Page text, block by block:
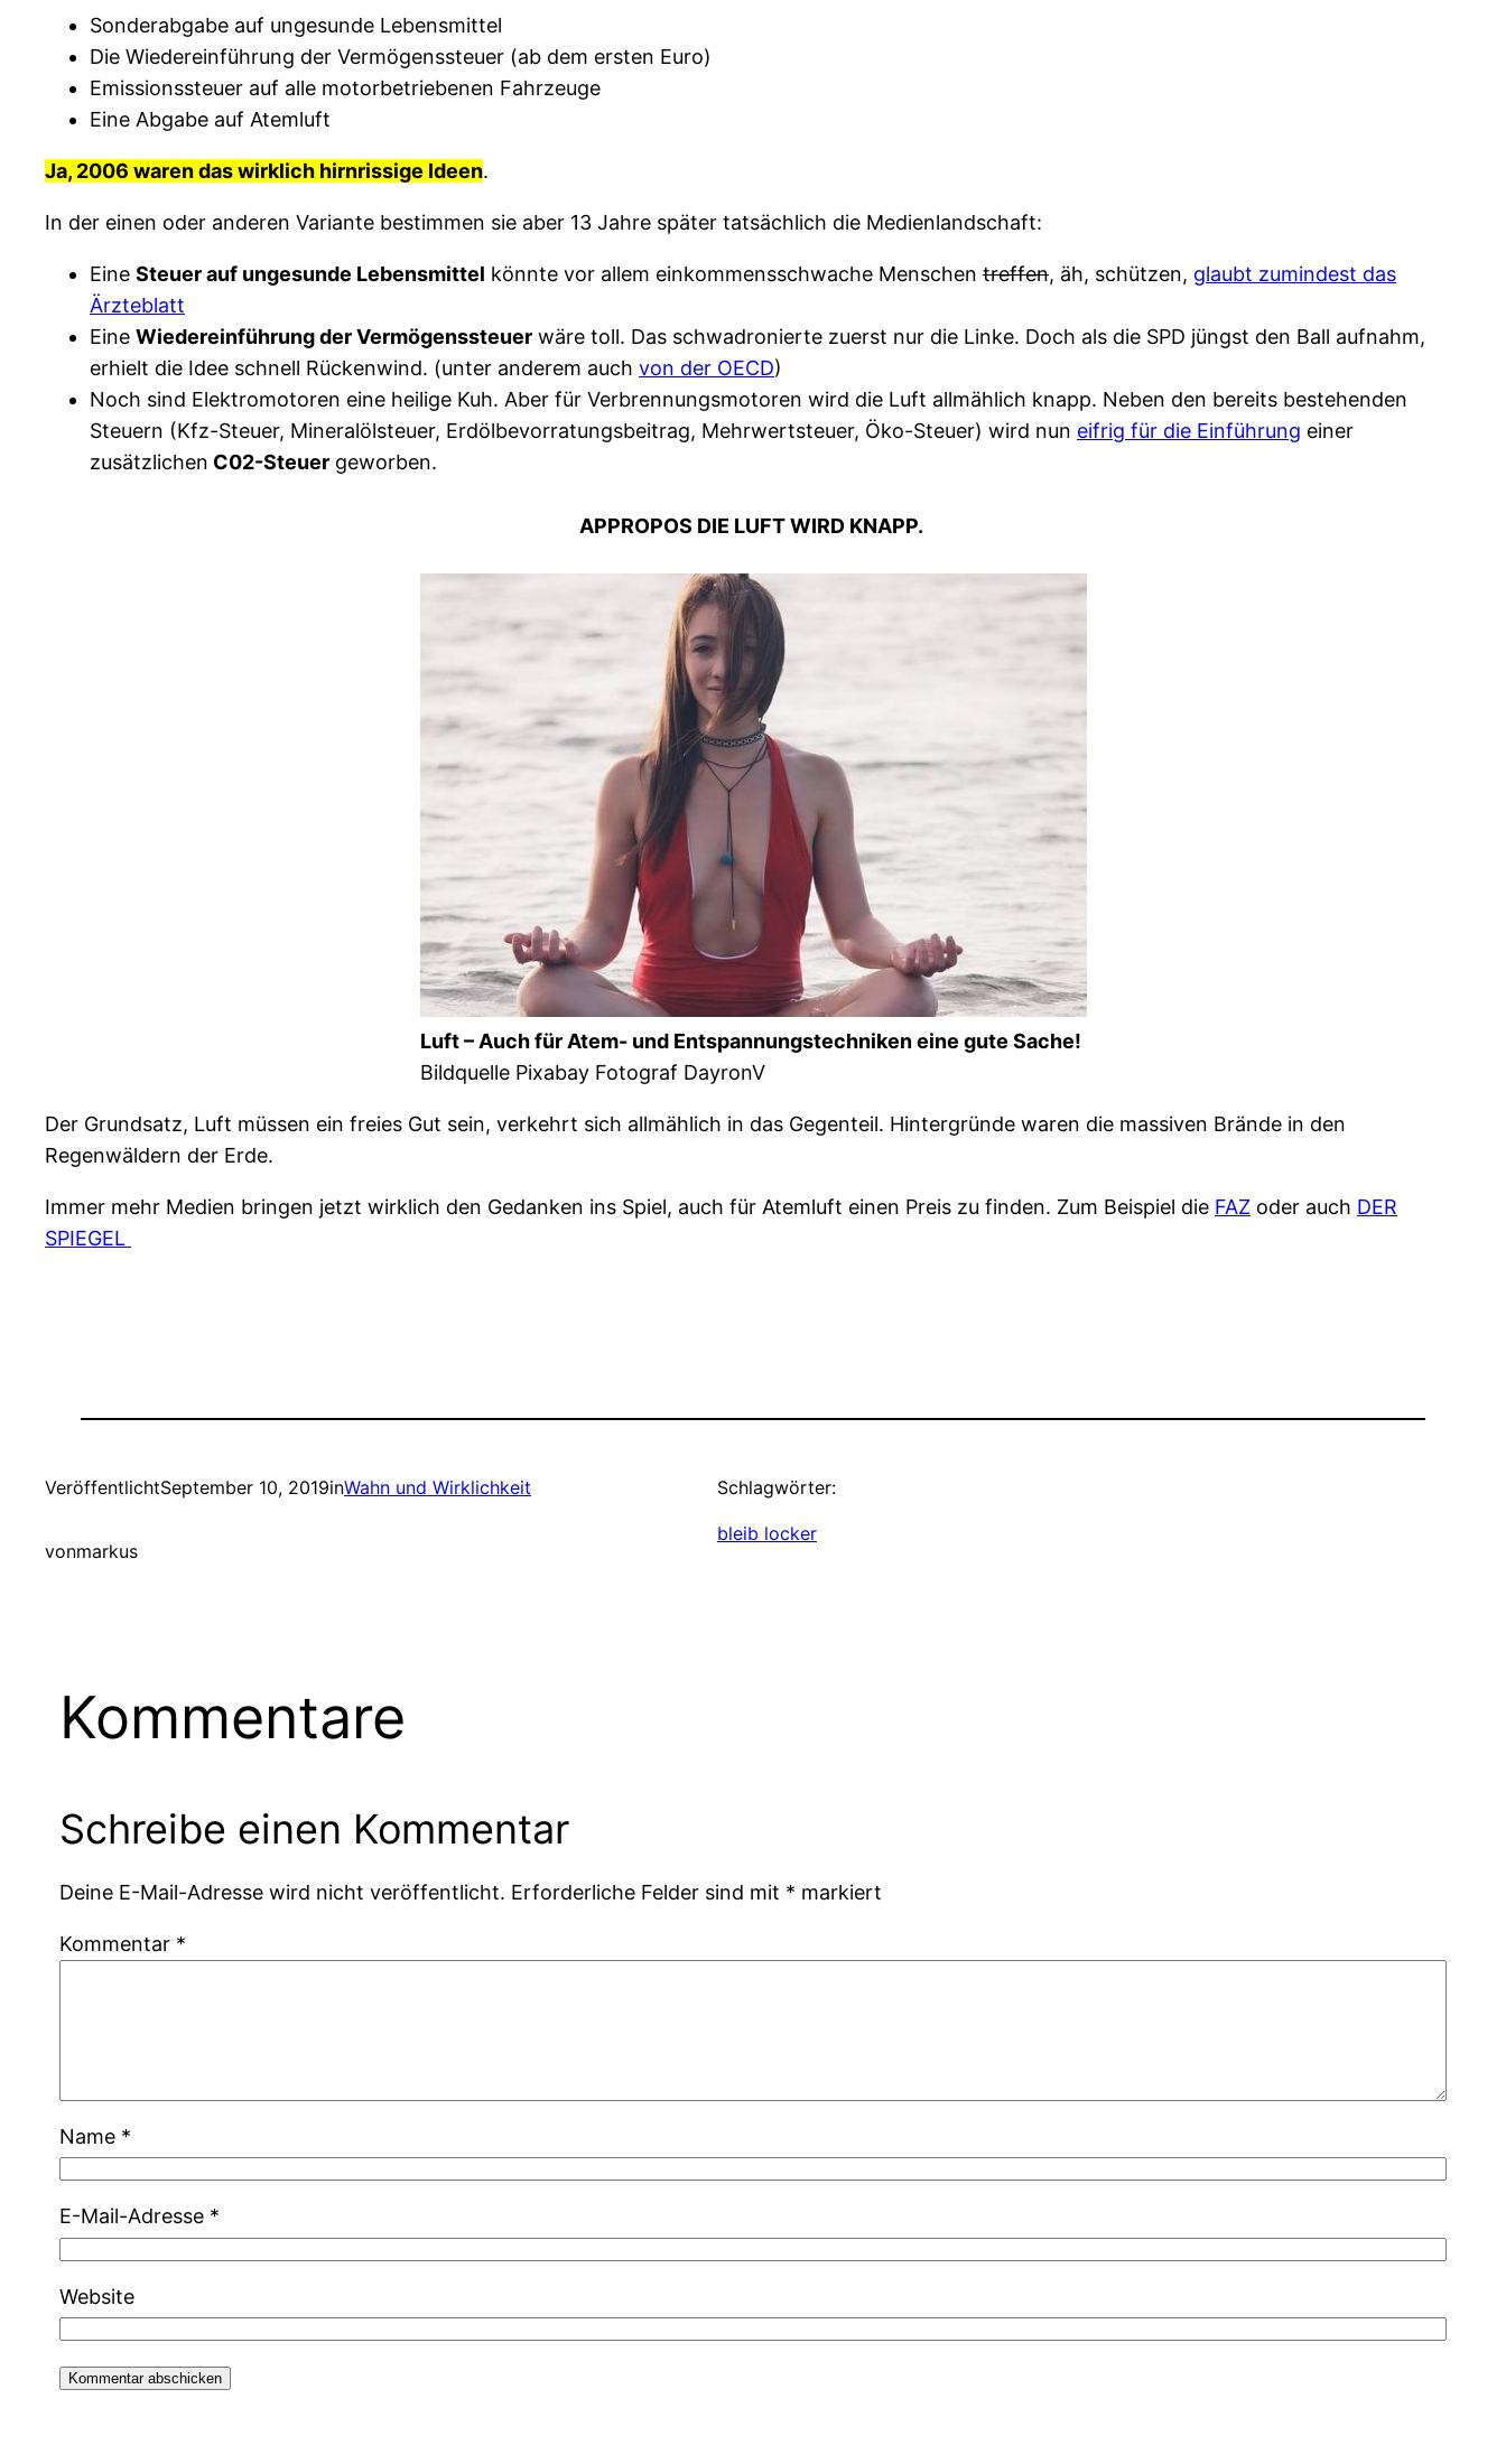
Sonderabgabe auf ungesunde Lebensmittel
Die Wiedereinführung der Vermögenssteuer (ab dem ersten Euro)
Emissionssteuer auf alle motorbetriebenen Fahrzeuge
Eine Abgabe auf Atemluft
Ja, 2006 waren das wirklich hirnrissige Ideen.
In der einen oder anderen Variante bestimmen sie aber 13 Jahre später tatsächlich die Medienlandschaft:
Eine Steuer auf ungesunde Lebensmittel könnte vor allem einkommensschwache Menschen treffen, äh, schützen, glaubt zumindest das
Ärzteblatt
Eine Wiedereinführung der Vermögenssteuer wäre toll. Das schwadronierte zuerst nur die Linke. Doch als die SPD jüngst den Ball aufnahm,
erhielt die Idee schnell Rückenwind. (unter anderem auch von der OECD)
Noch sind Elektromotoren eine heilige Kuh. Aber für Verbrennungsmotoren wird die Luft allmählich knapp. Neben den bereits bestehenden
Steuern (Kfz-Steuer, Mineralölsteuer, Erdölbevorratungsbeitrag, Mehrwertsteuer, Öko-Steuer) wird nun eifrig für die Einführung einer
zusätzlichen C02-Steuer geworben.
APPROPOS DIE LUFT WIRD KNAPP.
Luft – Auch für Atem- und Entspannungstechniken eine gute Sache!
Bildquelle Pixabay Fotograf DayronV
Der Grundsatz, Luft müssen ein freies Gut sein, verkehrt sich allmählich in das Gegenteil. Hintergründe waren die massiven Brände in den
Regenwäldern der Erde.
Immer mehr Medien bringen jetzt wirklich den Gedanken ins Spiel, auch für Atemluft einen Preis zu finden. Zum Beispiel die FAZ oder auch DER
SPIEGEL
VeröffentlichtSeptember 10, 2019inWahn und Wirklichkeit
vonmarkus
Schlagwörter:
bleib locker
Kommentare
Schreibe einen Kommentar
Deine E-Mail-Adresse wird nicht veröffentlicht. Erforderliche Felder sind mit * markiert
Kommentar *
Name *
E-Mail-Adresse *
Website